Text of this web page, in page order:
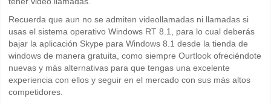
Recuerda que aun no se admiten videollamadas ni llamadas si
usas el sistema operativo Windows RT 8.1, para lo cual deberás
bajar la aplicación Skype para Windows 8.1 desde la tienda de
windows de manera gratuita, como siempre Ourtlook ofreciéndote
nuevas y más alternativas para que tengas una excelente
experiencia con ellos y seguir en el mercado con sus más altos
competidores.